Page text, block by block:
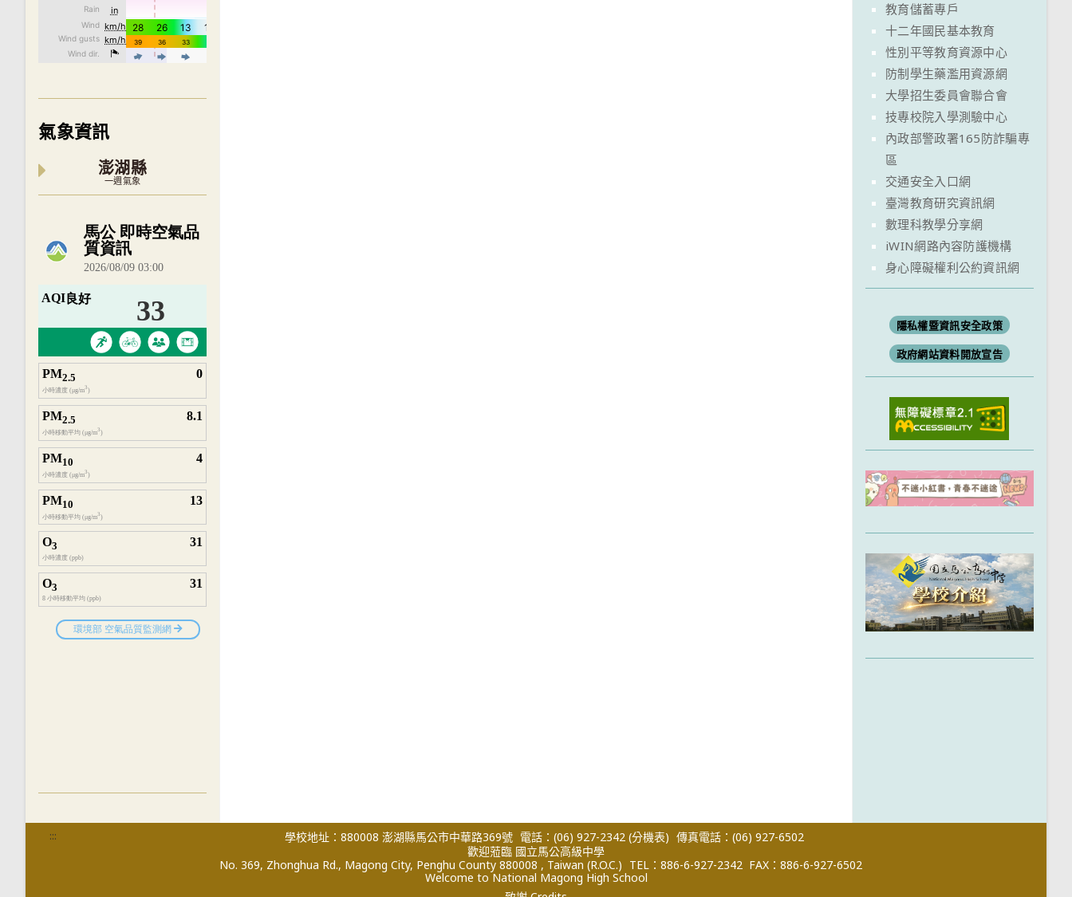
氣象資訊
澎湖縣
一週氣象
內嵌空氣品質小工具為視覺預覽，完整即時空氣品質資料請開啟
教育儲蓄專戶
十二年國民基本教育
性別平等教育資源中心
防制學生藥濫用資源網
大學招生委員會聯合會
技專校院入學測驗中心
內政部警政署165防詐騙專
區
交通安全入口網
臺灣教育研究資訊網
數理科教學分享網
iWIN網路內容防護機構
身心障礙權利公約資訊網
隱私權暨資訊安全政策
政府網站資料開放宣告
::: 學校地址：880008 澎湖縣馬公市中華路369號 電話：(06) 927-2342 (分機表) 傳真電話：(06) 927-6502
歡迎蒞臨 國立馬公高級中學
No. 369, Zhonghua Rd., Magong City, Penghu County 880008 , Taiwan (R.O.C.) TEL：886-6-927-2342 FAX：886-6-927-6502
Welcome to National Magong High School